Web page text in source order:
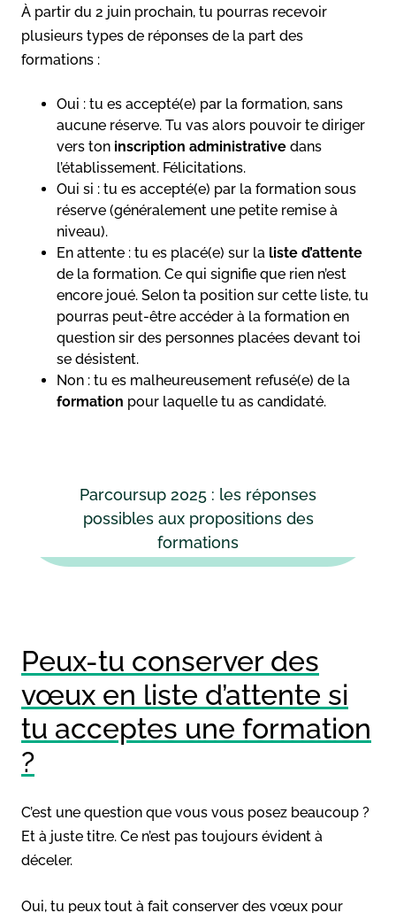
À partir du 2 juin prochain, tu pourras recevoir
plusieurs types de réponses de la part des
formations :
Oui : tu es accepté(e) par la formation, sans
aucune réserve. Tu vas alors pouvoir te diriger
vers ton inscription administrative dans
l’établissement. Félicitations.
Oui si : tu es accepté(e) par la formation sous
réserve (généralement une petite remise à
niveau).
En attente : tu es placé(e) sur la liste d’attente
de la formation. Ce qui signifie que rien n’est
encore joué. Selon ta position sur cette liste, tu
pourras peut-être accéder à la formation en
question sir des personnes placées devant toi
se désistent.
Non : tu es malheureusement refusé(e) de la
formation pour laquelle tu as candidaté.
Parcoursup 2025 : les réponses
possibles aux propositions des
formations
Peux-tu conserver des
vœux en liste d’attente si
tu acceptes une formation
?
C’est une question que vous vous posez beaucoup ?
Et à juste titre. Ce n’est pas toujours évident à
déceler.
Oui, tu peux tout à fait conserver des vœux pour